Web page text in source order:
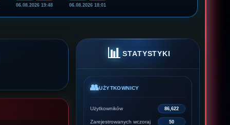
06.08.2026 19:48 06.08.2026 18:01
📊 STATYSTYKI
👥UŻYTKOWNICY
Użytkowników 86,622
Zarejestrowanych wczoraj 50